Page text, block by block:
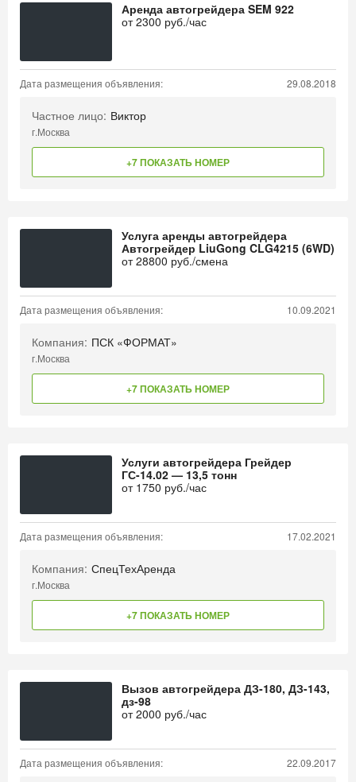
Аренда автогрейдера SEM 922
от2300 руб./час
Дата размещения объявления: 29.08.2018
Частное лицо: Виктор
г.Москва
+7 ПОКАЗАТЬ НОМЕР
Услуга аренды автогрейдера
Автогрейдер LiuGong CLG4215 (6WD)
от28800 руб./смена
Дата размещения объявления: 10.09.2021
Компания: ПСК «ФОРМАТ»
г.Москва
+7 ПОКАЗАТЬ НОМЕР
Услуги автогрейдера Грейдер
ГС-14.02 — 13,5 тонн
от 1750 руб./час
Дата размещения объявления: 17.02.2021
Компания: СпецТехАренда
г.Москва
+7 ПОКАЗАТЬ НОМЕР
Вызов автогрейдера ДЗ-180, ДЗ-143,
дз-98
от2000 руб./час
Дата размещения объявления: 22.09.2017